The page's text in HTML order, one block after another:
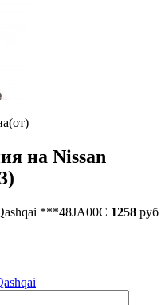
на Nissan
***48JA00C 1258 руб